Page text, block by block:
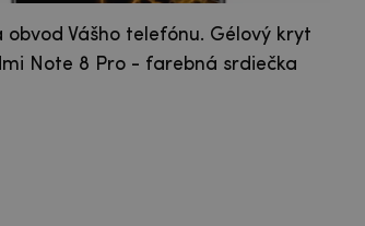
Vášho telefónu. Gélový kryt
Note 8 Pro - farebná srdiečka